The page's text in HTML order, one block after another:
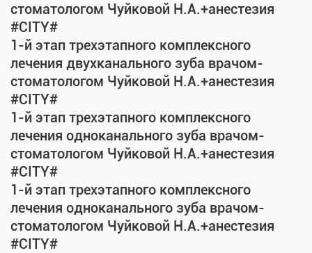
стоматологом Чуйковой Н.А.+анестезия
#CITY#
1-й этап трехэтапного комплексного
лечения двухканального зуба врачом-
стоматологом Чуйковой Н.А.+анестезия
#CITY#
1-й этап трехэтапного комплексного
лечения одноканального зуба врачом-
стоматологом Чуйковой Н.А.+анестезия
#CITY#
1-й этап трехэтапного комплексного
лечения одноканального зуба врачом-
стоматологом Чуйковой Н.А.+анестезия
#CITY#